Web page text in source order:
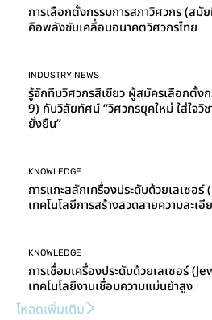
การเลือกตั้งกรรมการสภาวิศวกร (ส
คือพลังขับเคลื่อนอนาคตวิศวกรไทย
INDUSTRY NEWS
รู้จักทีมวิศวกรสีเขียว ผู้สมัครเลือกตั้ง
9) กับวิสัยทัศน์ “วิศวกรยุคใหม่ ใส่ใจ
ยั่งยืน”
KNOWLEDGE
การแกะสลักเครื่องประดับด้วยเลเซอ
เทคโนโลยีการสร้างลวดลายความละเ
KNOWLEDGE
การเชื่อมเครื่องประดับด้วยเลเซอร์
เทคโนโลยีงานเชื่อมความแม่นยำสูง
โหลดเพิ่มเติม